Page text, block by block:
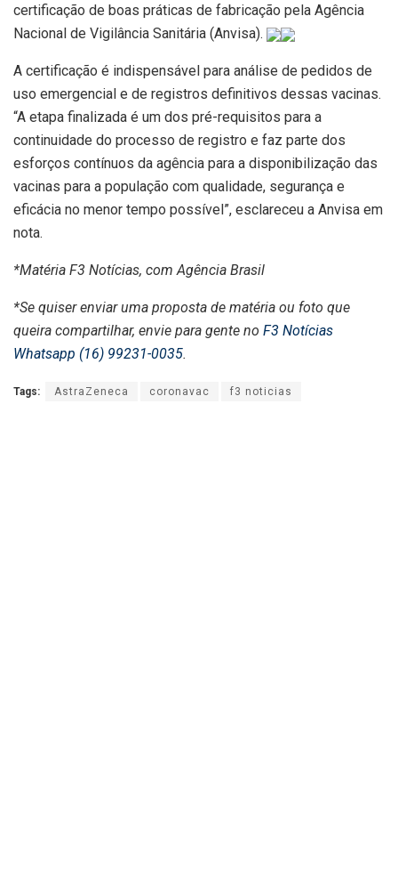
certificação de boas práticas de fabricação pela Agência
Nacional de Vigilância Sanitária (Anvisa).
A certificação é indispensável para análise de pedidos de
uso emergencial e de registros definitivos dessas vacinas.
“A etapa finalizada é um dos pré-requisitos para a
continuidade do processo de registro e faz parte dos
esforços contínuos da agência para a disponibilização das
vacinas para a população com qualidade, segurança e
eficácia no menor tempo possível”, esclareceu a Anvisa em
nota.
*Matéria F3 Notícias, com Agência Brasil
*Se quiser enviar uma proposta de matéria ou foto que
queira compartilhar, envie para gente no F3 Notícias
Whatsapp (16) 99231-0035.
Tags: AstraZeneca coronavac f3 noticias